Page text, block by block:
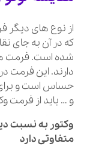
که در آن به جای
دارند. این فرمت
حساس است و برای
و … باید از فرمت
وکتور به نسبت
متفاوتی دارد